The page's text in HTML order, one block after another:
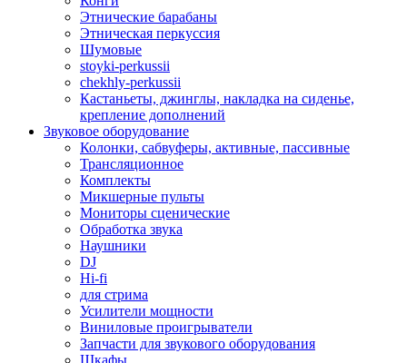
Этнические барабаны
Этническая перкуссия
Шумовые
stoyki-perkussii
chekhly-perkussii
Кастаньеты, джинглы, накладка на сиденье,
крепление дополнений
Звуковое оборудование
Колонки, сабвуферы, активные, пассивные
Трансляционное
Комплекты
Микшерные пульты
Мониторы сценические
Обработка звука
Наушники
DJ
Hi-fi
для стрима
Усилители мощности
Виниловые проигрыватели
Запчасти для звукового оборудования
Шкафы